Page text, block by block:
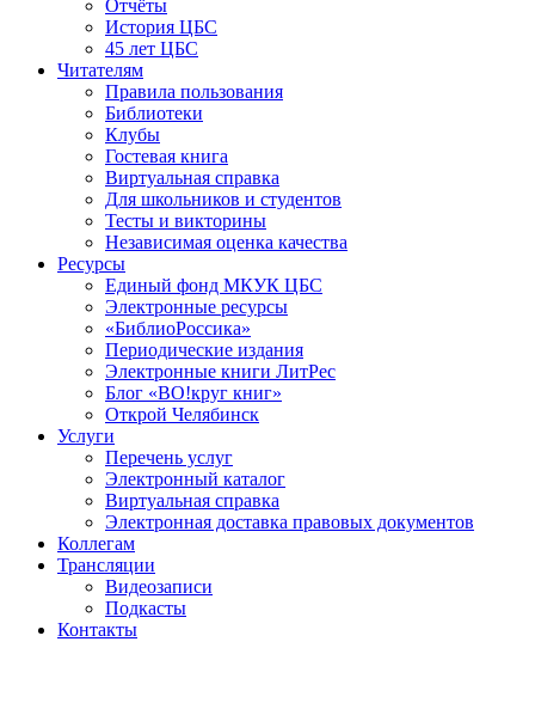
Отчёты
История ЦБС
45 лет ЦБС
Читателям
Правила пользования
Библиотеки
Клубы
Гостевая книга
Виртуальная справка
Для школьников и студентов
Тесты и викторины
Независимая оценка качества
Ресурсы
Единый фонд МКУК ЦБС
Электронные ресурсы
«БиблиоРоссика»
Периодические издания
Электронные книги ЛитРес
Блог «ВО!круг книг»
Открой Челябинск
Услуги
Перечень услуг
Электронный каталог
Виртуальная справка
Электронная доставка правовых документов
Коллегам
Трансляции
Видеозаписи
Подкасты
Контакты